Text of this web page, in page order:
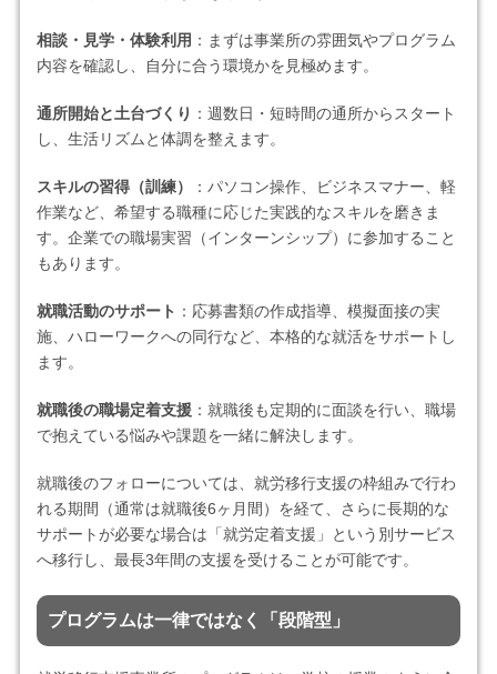
相談・見学・体験利用 ：まずは事業所の雰囲気やプログラム
内容を確認し、自分に合う環境かを見極めます。
通所開始と土台づくり ：週数日・短時間の通所からスタート
し、生活リズムと体調を整えます。
スキルの習得（訓練）
：パソコン操作、ビジネスマナー、軽
作業など、希望する職種に応じた実践的なスキルを磨きま
す。企業での職場実習（インターンシップ）に参加すること
もあります。
就職活動のサポート ：応募書類の作成指導、模擬面接の実
施、ハローワークへの同行など、本格的な就活をサポートし
ます。
就職後の職場定着支援：就職後も定期的に面談を行い、職場
で抱えている悩みや課題を一緒に解決します。
就職後のフォローについては、就労移行支援の枠組みで行わ
れる期間（通常は就職後6ヶ月間）を経て、さらに長期的な
サポートが必要な場合は「就労定着支援」という別サービス
へ移行し、最長3年間の支援を受けることが可能です。
プログラムは一律ではなく「段階型」